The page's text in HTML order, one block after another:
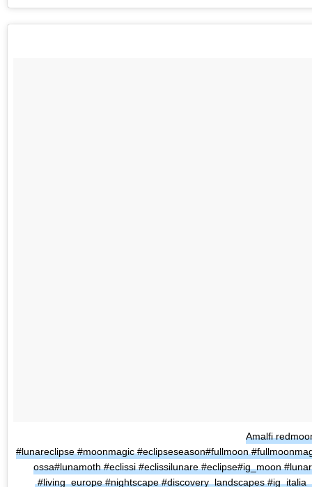
Amalfi
#lunareclipse #moonmagic #eclipseseason#fullmoon
ossa#lunamoth #eclissi #eclissilunare #eclipse#ig_moon
#living_europe #nightscape #discovery_landscapes